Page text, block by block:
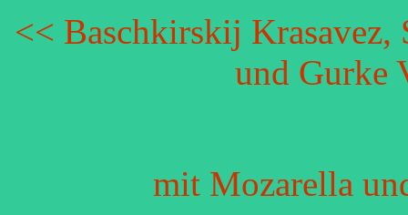
<< Baschkirskij Krasavez,
und Gurke
mit Mozarella